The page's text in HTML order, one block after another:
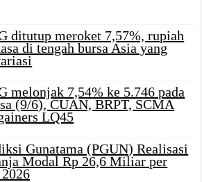
ditutup meroket 7,57%, rupiah
di tengah bursa Asia yang
melonjak 7,54% ke 5.746 pada
(9/6), CUAN, BRPT, SCMA
LQ45
Gunatama (PGUN) Realisasi
Modal Rp 26,6 Miliar per